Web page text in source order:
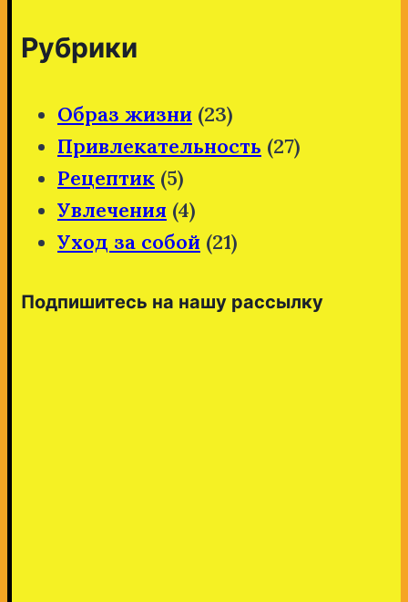
Рубрики
Образ жизни (23)
Привлекательность (27)
Рецептик (5)
Увлечения (4)
Уход за собой (21)
Подпишитесь на нашу рассылку